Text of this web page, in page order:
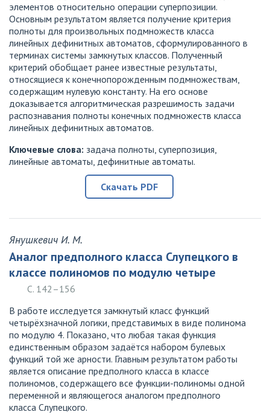
элементов относительно операции суперпозиции.
Основным результатом является получение критерия
полноты для произвольных подмножеств класса
линейных дефинитных автоматов, сформулированного в
терминах системы замкнутых классов. Полученный
критерий обобщает ранее известные результаты,
относящиеся к конечнопорожденным подмножествам,
содержащим нулевую константу. На его основе
доказывается алгоритмическая разрешимость задачи
распознавания полноты конечных подмножеств класса
линейных дефинитных автоматов.
Ключевые слова: задача полноты, суперпозиция,
линейные автоматы, дефинитные автоматы.
Скачать PDF
Янушкевич И. М.
Аналог предполного класса Слупецкого в
классе полиномов по модулю четыре
С. 142–156
В работе исследуется замкнутый класс функций
четырёхзначной логики, представимых в виде полинома
по модулю 4. Показано, что любая такая функция
единственным образом задаётся набором булевых
функций той же арности. Главным результатом работы
является описание предполного класса в классе
полиномов, содержащего все функции-полиномы одной
переменной и являющегося аналогом предполного
класса Слупецкого.